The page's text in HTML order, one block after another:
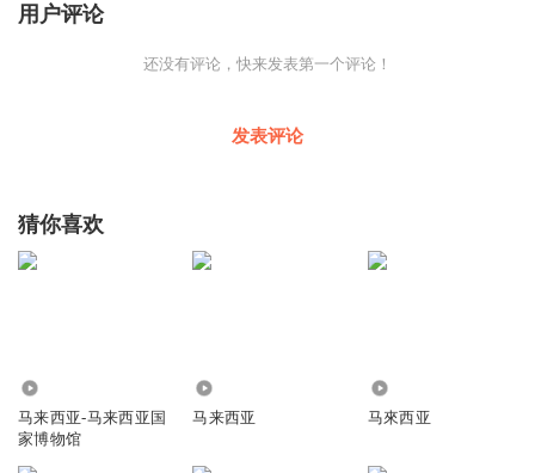
用户评论
还没有评论，快来发表第一个评论！
发表评论
猜你喜欢
马来西亚-马来西亚国
家博物馆
马来西亚 马來西亚